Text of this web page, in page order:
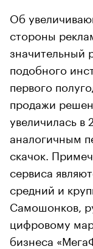
Об
стороны
значительный
подобного
первого
продажи
увеличилась в
аналогичным
скачок.
сервиса
средний и
Самошонков,
цифровому
бизнеса